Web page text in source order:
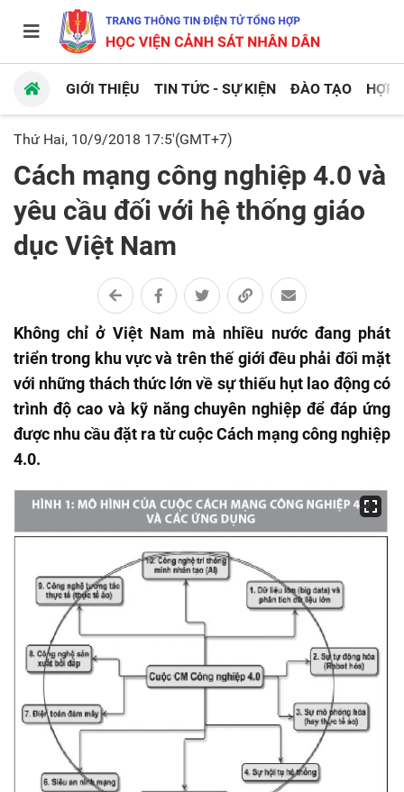
GIỚI THIỆU TIN TỨC - SỰ KIỆN ĐÀO TẠO HỢP
Thứ Hai, 10/9/2018 17:5'(GMT+7)
Cách mạng công nghiệp 4.0 và
yêu cầu đối với hệ thống giáo
dục Việt Nam
Không chỉ ở Việt Nam mà nhiều nước đang phát
triển trong khu vực và trên thế giới đều phải đối mặt
với những thách thức lớn về sự thiếu hụt lao động có
trình độ cao và kỹ năng chuyên nghiệp để đáp ứng
được nhu cầu đặt ra từ cuộc Cách mạng công nghiệp
4.0.